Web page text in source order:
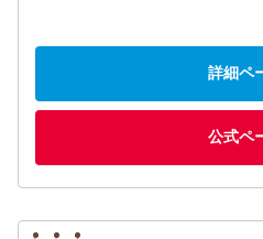
詳細ペ
公式ペ